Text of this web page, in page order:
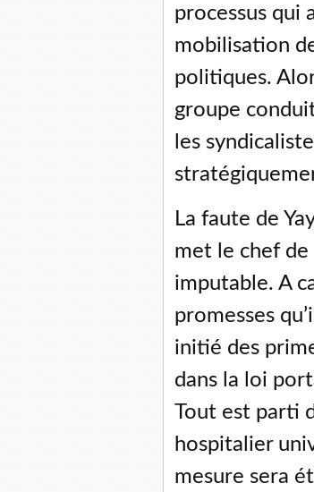
processus qui
mobilisation
politiques.
groupe
les
La faute de
met le chef de
imputable. A
promesses
initié des
dans la loi
Tout est parti
hospitalier
mesure sera